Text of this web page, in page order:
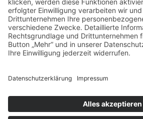
paypal@heilbronner-
© 2021Systemhaus